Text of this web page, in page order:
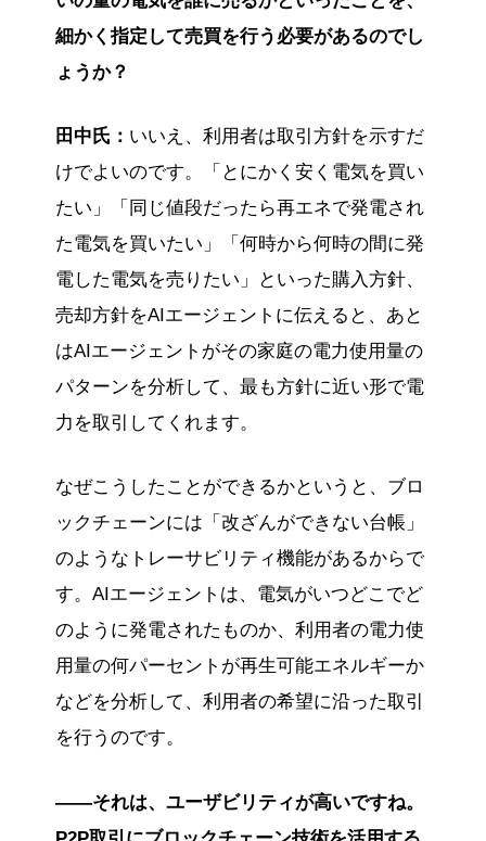
細かく指定して売買を行う必要があるのでし
ょうか？
田中氏： いいえ、利用者は取引方針を示すだ
けでよいのです。「とにかく安く電気を買い
たい」「同じ値段だったら再エネで発電され
た電気を買いたい」「何時から何時の間に発
電した電気を売りたい」といった購入方針、
売却方針をAIエージェントに伝えると、あと
はAIエージェントがその家庭の電力使用量の
パターンを分析して、最も方針に近い形で電
力を取引してくれます。
なぜこうしたことができるかというと、ブロ
ックチェーンには「改ざんができない台帳」
のようなトレーサビリティ機能があるからで
す。AIエージェントは、電気がいつどこでど
のように発電されたものか、利用者の電力使
用量の何パーセントが再生可能エネルギーか
などを分析して、利用者の希望に沿った取引
を行うのです。
——それは、ユーザビリティが高いですね。